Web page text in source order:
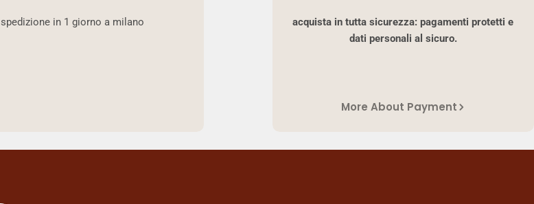
spedizione in 1 giorno a milano
acquista in tutta sicurezza: pagamenti protetti e
dati personali al sicuro.
More About Payment